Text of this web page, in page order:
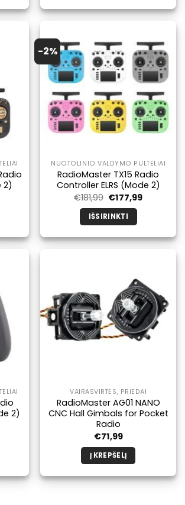
produktas
kelis
variantus.
Galimybe
galite
pasirinkti
produkto
puslapyje.
2)
-2%
NUOTOLINIO VALDYMO PULTELIAI
RadioMaster TX15 Radio
Controller ELRS (Mode 2)
€181,99 Pradinė
kaina
buvo:
€181,99.
€177,99Dabartinė
IŠSIRINKTI
produktas
variantus.
Galimybe
galite
pasirinkti
produkto
2)
VAIRASVIRTĖS, PRIEDAI
RadioMaster AG01 NANO
CNC Hall Gimbals for Pocket
Radio
€71,99
Į KREPŠELĮ